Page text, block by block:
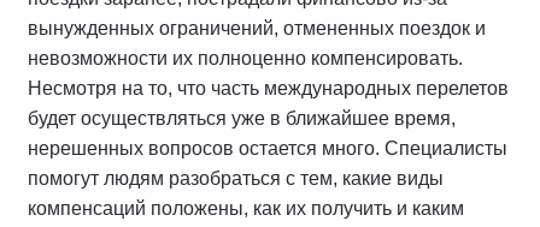
вынужденных ограничений, отмененных поездок и
невозможности их полноценно компенсировать.
Несмотря на то, что часть международных перелетов
будет осуществляться уже в ближайшее время,
нерешенных вопросов остается много. Специалисты
помогут людям разобраться с тем, какие виды
компенсаций положены, как их получить и каким